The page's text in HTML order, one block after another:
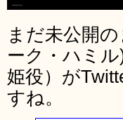
まだ未公開
ーク・ハミ
姫役）が
すね。